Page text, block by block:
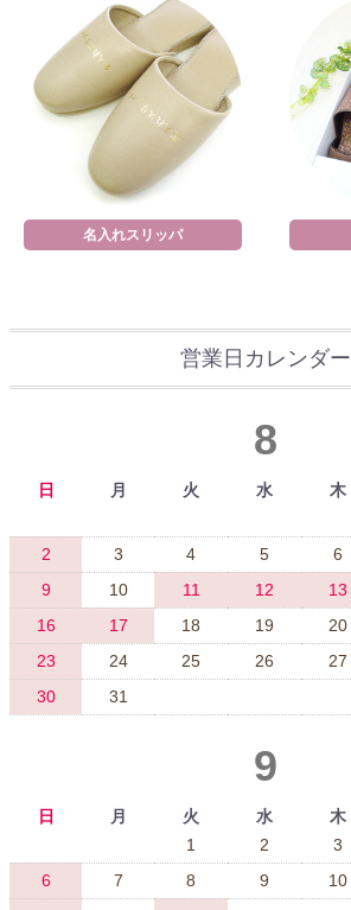
名入れスリッパ
営業日カレンダー
8
日 月 火 水 木
2
3 4 5 6
9
10 11 12 13
16
17 18 19 20
23
24 25 26 27
30
31
9
日 月 火 水 木
1
2 3
6
7 8 9 10